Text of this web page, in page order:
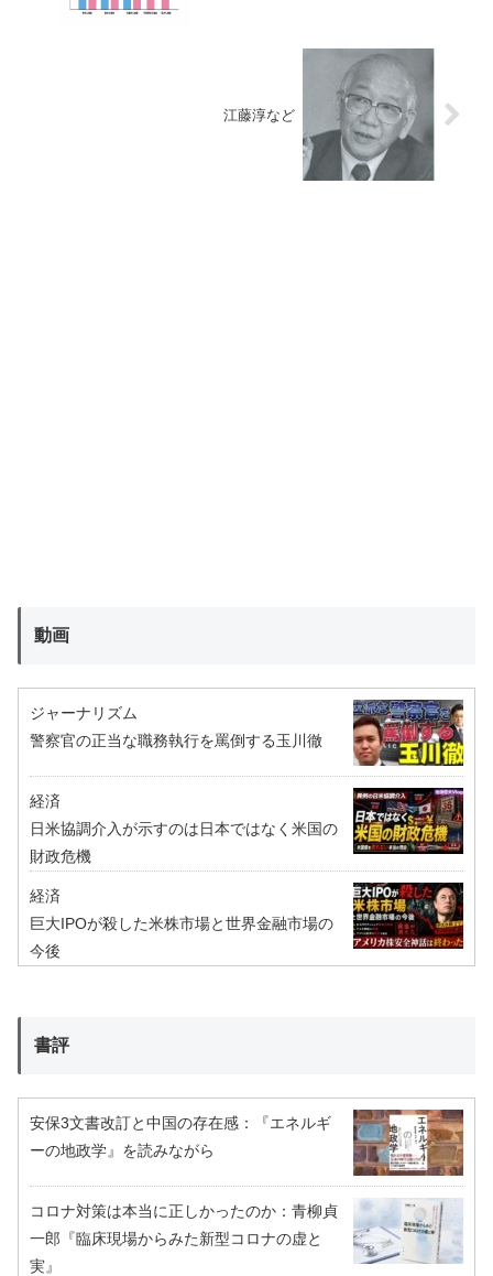
江藤淳など
動画
ジャーナリズム
警察官の正当な職務執行を罵倒する玉川徹
経済
日米協調介入が示すのは日本ではなく米国の
財政危機
経済
巨大IPOが殺した米株市場と世界金融市場の
今後
書評
安保3文書改訂と中国の存在感：『エネルギ
ーの地政学』を読みながら
コロナ対策は本当に正しかったのか：青柳貞
一郎『臨床現場からみた新型コロナの虚と
実』